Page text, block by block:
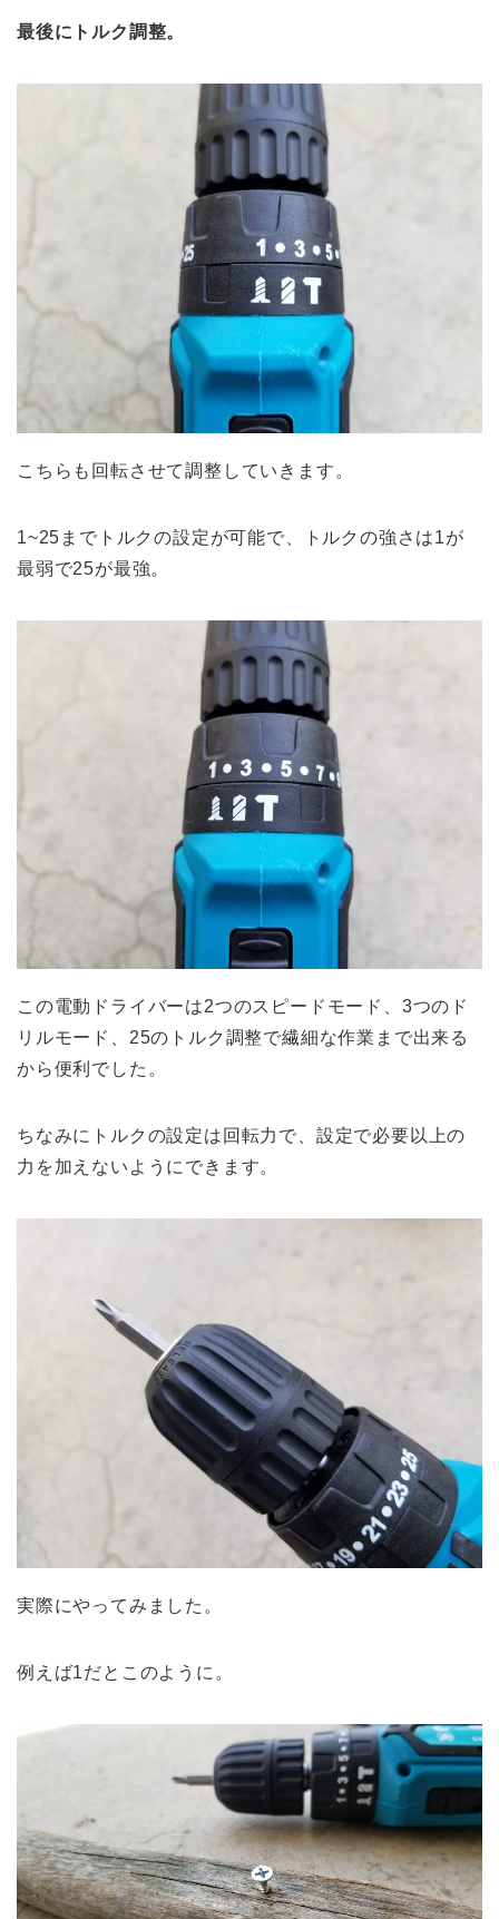
最後にトルク調整。
こちらも回転させて調整していきます。
1~25までトルクの設定が可能で、トルクの強さは1が
最弱で25が最強。
この電動ドライバーは2つのスピードモード、3つのド
リルモード、25のトルク調整で繊細な作業まで出来る
から便利でした。
ちなみにトルクの設定は回転力で、設定で必要以上の
力を加えないようにできます。
実際にやってみました。
例えば1だとこのように。